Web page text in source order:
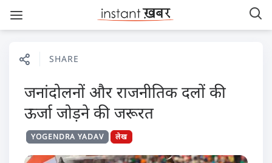
SHARE
जनांदोलनों और राजनीतिक दलों की
ऊर्जा जोड़ने की जरूरत
YOGENDRA YADAV लेख